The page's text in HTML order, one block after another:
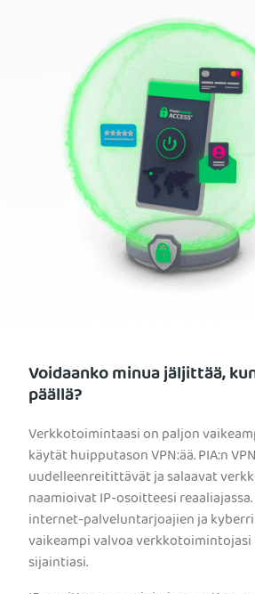
Voidaanko minua jäljittää,
päällä?
Verkkotoimintaasi on paljon
käytät huipputason VPN:ää. PIA:n
uudelleenreitittävät ja salaavat
naamioivat IP-osoitteesi
internet-palveluntarjoajien ja
vaikeampi valvoa
sijaintiasi.